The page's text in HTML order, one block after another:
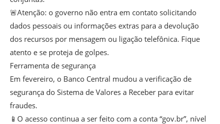
🚨Atenção: o governo não entra em contato solicitando
dados pessoais ou informações extras para a devolução
dos recursos por mensagem ou ligação telefônica. Fique
atento e se proteja de golpes.
Ferramenta de segurança
Em fevereiro, o Banco Central mudou a verificação de
segurança do Sistema de Valores a Receber para evitar
fraudes.
📱O acesso continua a ser feito com a conta “gov.br”, nível